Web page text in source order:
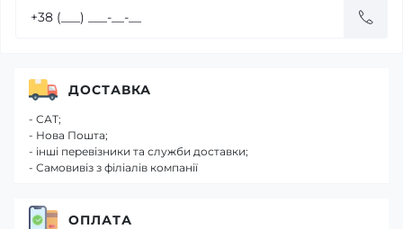
ДОСТАВКА
- САТ;
- Нова Пошта;
- інші перевізники та служби доставки;
- Самовивіз з філіалів компанії
ОПЛАТА